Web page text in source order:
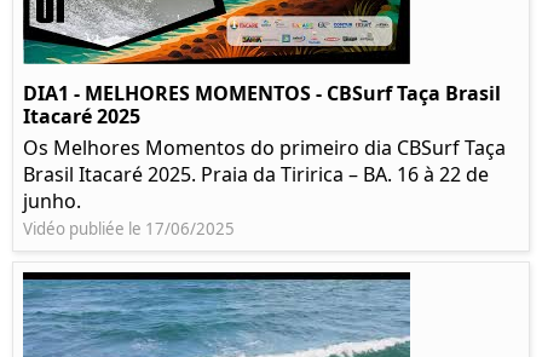
DIA1 - MELHORES MOMENTOS - CBSurf Taça Brasil
Itacaré 2025
Os Melhores Momentos do primeiro dia CBSurf Taça
Brasil Itacaré 2025. Praia da Tiririca – BA. 16 à 22 de
junho.
Vidéo publiée le 17/06/2025